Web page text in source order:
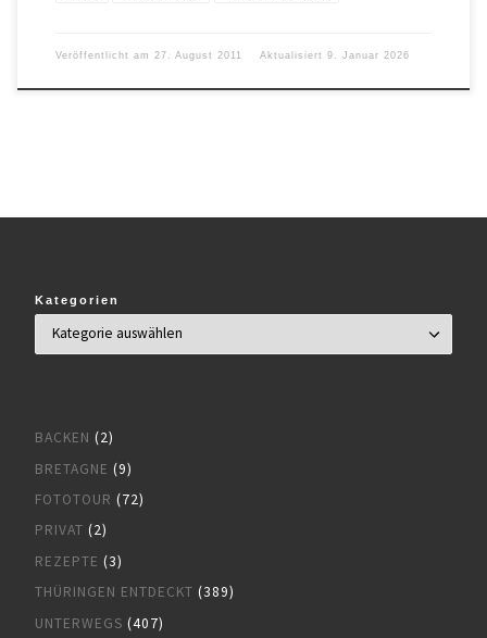
Veröffentlicht am 27. August 2011 Aktualisiert 9. Januar 2026
Kategorien
BACKEN (2)
BRETAGNE (9)
FOTOTOUR (72)
PRIVAT (2)
REZEPTE (3)
THÜRINGEN ENTDECKT (389)
UNTERWEGS (407)